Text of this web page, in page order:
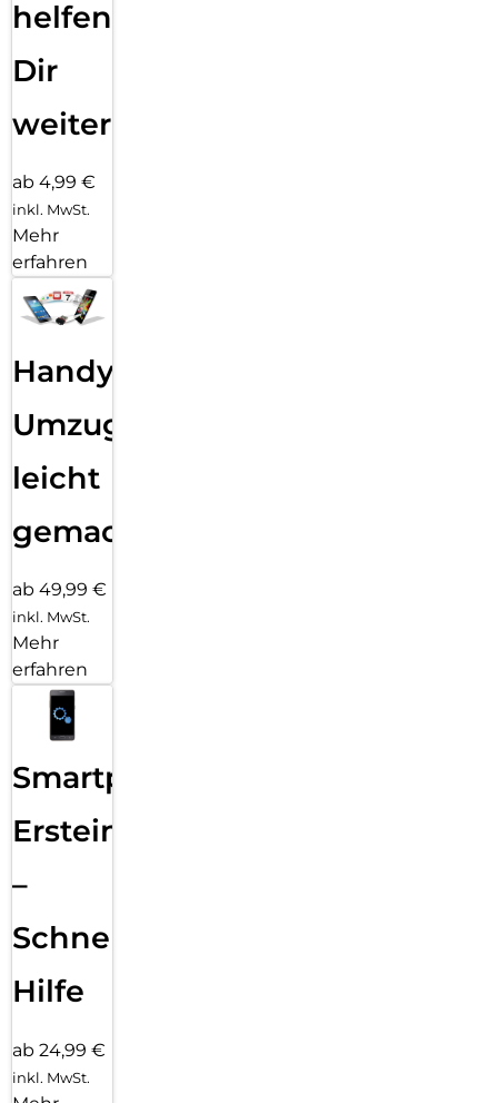
helfen
Dir
weiter
ab 4,99 €
inkl. MwSt.
Mehr
erfahren
Handy
Umzug
leicht
gemacht!
ab 49,99 €
inkl. MwSt.
Mehr
erfahren
Smartphone
Ersteinrichtung
–
Schnelle
Hilfe
ab 24,99 €
inkl. MwSt.